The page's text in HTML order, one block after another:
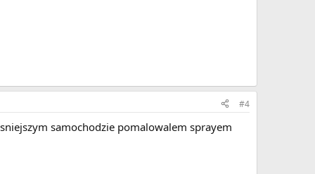
#4
samochodzie pomalowalem sprayem